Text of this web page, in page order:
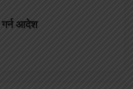
गर्न आदेश